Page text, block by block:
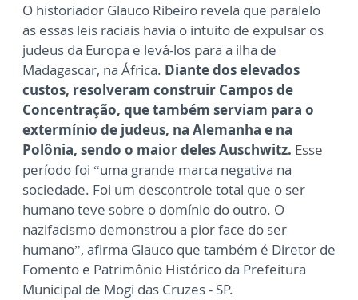
O historiador Glauco Ribeiro revela que paralelo
as essas leis raciais havia o intuito de expulsar os
judeus da Europa e levá-los para a ilha de
Madagascar, na África. Diante dos elevados
custos, resolveram construir Campos de
Concentração, que também serviam para o
extermínio de judeus, na Alemanha e na
Polônia, sendo o maior deles Auschwitz. Esse
período foi “uma grande marca negativa na
sociedade. Foi um descontrole total que o ser
humano teve sobre o domínio do outro. O
nazifacismo demonstrou a pior face do ser
humano”, afirma Glauco que também é Diretor de
Fomento e Patrimônio Histórico da Prefeitura
Municipal de Mogi das Cruzes - SP.